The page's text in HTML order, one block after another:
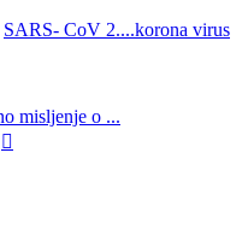
SARS- CoV 2....korona virus
misljenje o ...